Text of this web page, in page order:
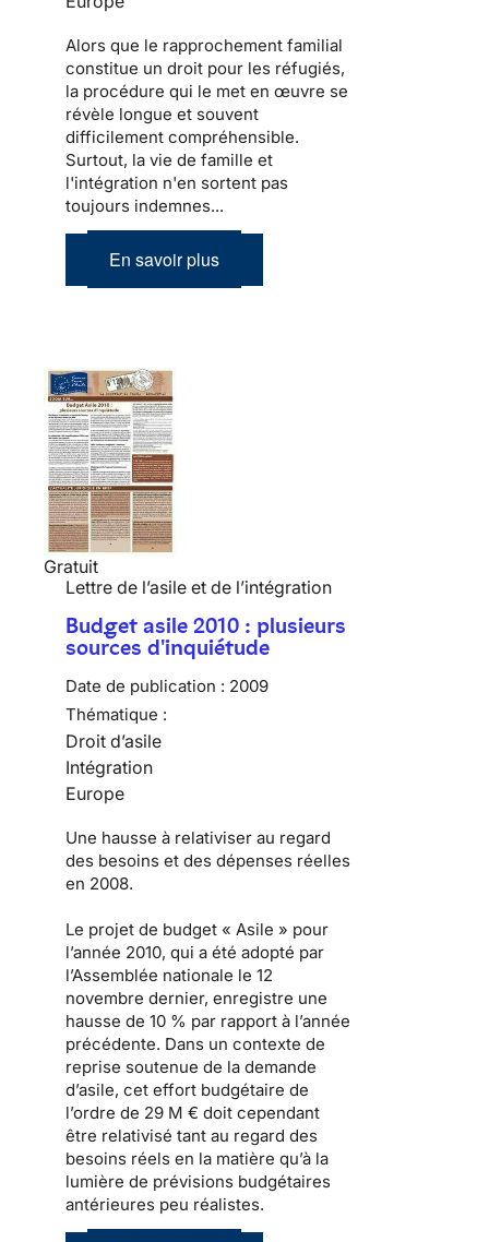
Alors que le rapprochement familial
constitue un droit pour les réfugiés,
la procédure qui le met en œuvre se
révèle longue et souvent
difficilement compréhensible.
Surtout, la vie de famille et
l'intégration n'en sortent pas
toujours indemnes...
En savoir plus
Gratuit
Lettre de l’asile et de l’intégration
Budget asile 2010 : plusieurs
sources d'inquiétude
Date de publication : 2009
Thématique :
Droit d’asile
Intégration
Europe
Une hausse à relativiser au regard
des besoins et des dépenses réelles
en 2008.
Le projet de budget « Asile » pour
l’année 2010, qui a été adopté par
l’Assemblée nationale le 12
novembre dernier, enregistre une
hausse de 10 % par rapport à l’année
précédente. Dans un contexte de
reprise soutenue de la demande
d’asile, cet effort budgétaire de
l’ordre de 29 M € doit cependant
être relativisé tant au regard des
besoins réels en la matière qu’à la
lumière de prévisions budgétaires
antérieures peu réalistes.